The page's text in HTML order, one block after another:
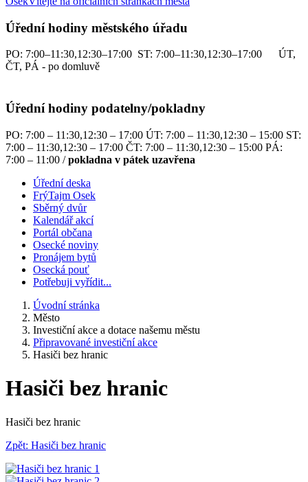
Úřední hodiny městského úřadu
PO: 7:00–11:30,12:30–17:00 ST: 7:00–11:30,12:30–17:00 ÚT,
ČT, PÁ - po domluvě
Úřední hodiny podatelny/pokladny
PO: 7:00 – 11:30,12:30 – 17:00 ÚT: 7:00 – 11:30,12:30 – 15:00 ST:
7:00 – 11:30,12:30 – 17:00 ČT: 7:00 – 11:30,12:30 – 15:00 PÁ:
7:00 – 11:00 /pokladna v pátek uzavřena
Úřední deska
FrýTajm Osek
Sběrný dvůr
Kalendář akcí
Portál občana
Osecké noviny
Pronájem bytů
Osecká pouť
Potřebuji vyřídit...
Úvodní stránka
Město
Investiční akce a dotace našemu městu
Připravované investiční akce
Hasiči bez hranic
Hasiči bez hranic
Hasiči bez hranic
Zpět: Hasiči bez hranic